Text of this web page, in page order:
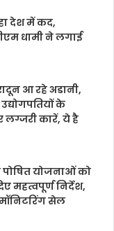
देश में कद,
धामी ने लगाई
आ रहे अडानी,
के
कारें, ये है
पोषित योजनाओं को
महत्वपूर्ण निर्देश,
सेल